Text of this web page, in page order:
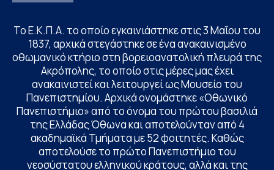
Το Ε.Κ.Π.Α. το οποίο εγκαινιάστηκε στις 3 Μαΐου του
1837, αρχικά στεγάστηκε σε ένα ανακαινισμένο
οθωμανικό κτήριο στη βορειοανατολική πλευρά της
Ακρόπολης, το οποίο στις μέρες μας έχει
ανακαινιστεί και λειτουργεί ως Μουσείο του
Πανεπιστημίου. Αρχικά ονομάστηκε «Οθωνικό
Πανεπιστήμιο» από το όνομα του πρώτου βασιλιά
της Ελλάδας Όθωνα και αποτελούνταν από 4
ακαδημαϊκά Τμήματα με 52 φοιτητές. Καθώς
αποτελούσε το πρώτο Πανεπιστήμιο του
νεοσύστατου ελληνικού κράτους, αλλά και της